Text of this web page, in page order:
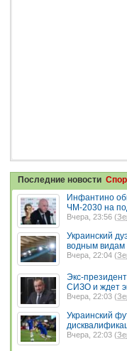
Последние новости
Инфантино
ЧМ-2030 на
Вчера, 23:56 (
Украинский
водным видам
Вчера, 22:04 (
Экс-
СИЗО и ждет
Вчера, 22:03 (
Украинский
Вчера, 22:03 (